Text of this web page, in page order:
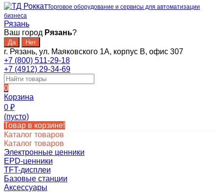
Торговое оборудование и сервисы для автоматизации
бизнеса
Рязань
Ваш город Рязань?
г. Рязань, ул. Маяковского 1А, корпус B, офис 307
+7 (800) 511-29-18
+7 (4912) 29-34-69
0
Корзина
0 ₽
(пусто)
Товар в корзине!
Каталог товаров
Каталог товаров
Электронные ценники
EPD-ценники
TFT-дисплеи
Базовые станции
Аксессуары